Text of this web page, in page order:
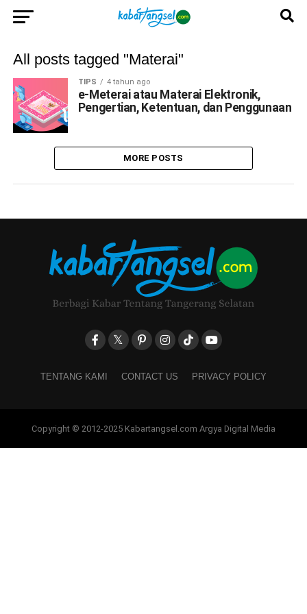
All posts tagged "Materai"
TIPS 4 tahun ago
e-Meterai atau Materai Elektronik,
Pengertian, Ketentuan, dan Penggunaan
MORE POSTS
TENTANG KAMI CONTACT US PRIVACY POLICY
Copyright © 2012-2025 Kabartangsel.com Argya Digital Media